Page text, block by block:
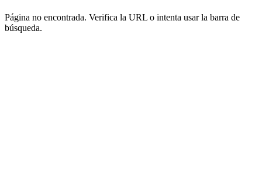
Página no encontrada. Verifica la URL o intenta usar la barra de
búsqueda.